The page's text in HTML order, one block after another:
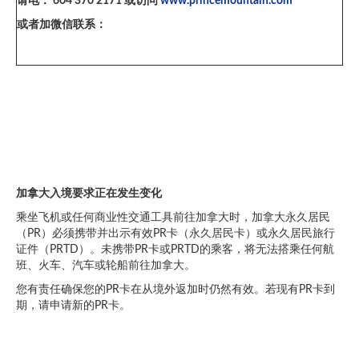
或者加微信联系：
加拿大入境要求正在发生变化
乘坐飞机或任何商业性交通工具前往加拿大时，加拿大永久居民
（PR）必须携带并出示有效PR卡（永久居民卡）或永久居民旅行
证件（PRTD）。未携带PR卡或PRTD的乘客，将无法搭乘任何航
班、火车、汽车或轮船前往加拿大。
您有责任确保您的PR卡在从境外返加时仍然有效。若现有PR卡到
期，请申请新的PR卡。